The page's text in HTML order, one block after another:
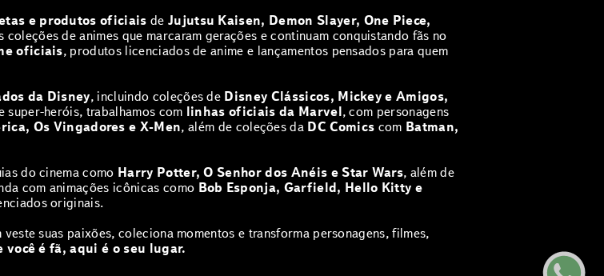
e produtos oficiais de Jujutsu Kaisen, Demon Slayer, One Piece,
coleções de animes que marcaram gerações e continuam conquistando fãs no
oficiais, produtos licenciados de anime e lançamentos pensados para quem
da Disney, incluindo coleções de Disney Clássicos, Mickey e Amigos,
super-heróis, trabalhamos com linhas oficiais da Marvel, com personagens
Os Vingadores e X-Men, além de coleções da DC Comics com Batman,
do cinema como Harry Potter, O Senhor dos Anéis e Star Wars, além de
com animações icônicas como Bob Esponja, Garfield, Hello Kitty e
originais.
veste suas paixões, coleciona momentos e transforma personagens, filmes,
você é fã, aqui é o seu lugar.